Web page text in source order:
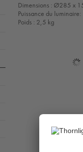
Dimensions : Ø285 x
Puissance du
Poids : 2,5 kg